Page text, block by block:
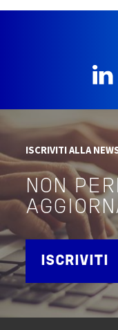
ISCRIVITI ALLA
NON
ISCRIVITI